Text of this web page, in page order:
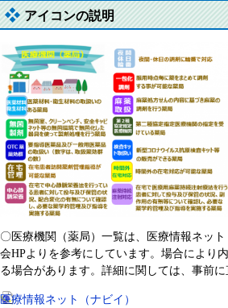
アイコンの説明
〇医療機関（薬局）一覧は、医療情報ネッ
会HPよりを参考にしています。場合により
る場合があります。詳細に関しては、事前に
医療情報ネット（ナビイ）